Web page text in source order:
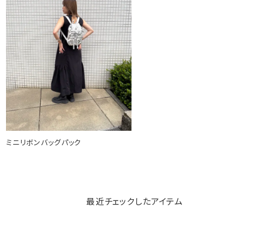
ミニリボンバッグパック
最近チェックしたアイテム